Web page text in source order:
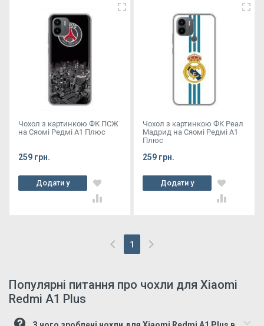
Чохол з картинкою ФК ПСЖ
на Сяомі Редмі А1 Плюс
259 грн.
Додати у
кошик
Чохол з картинкою ФК Реал
Мадрид на Сяомі Редмі А1
Плюс
259 грн.
Додати у
кошик
1
(current)
Популярні питання про чохли для Xiaomi
Redmi A1 Plus